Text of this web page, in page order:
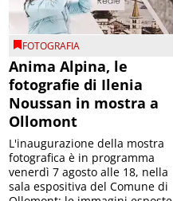
FOTOGRAFIA
Anima Alpina, le
fotografie di Ilenia
Noussan in mostra a
Ollomont
L'inaugurazione della mostra
fotografica è in programma
venerdì 7 agosto alle 18, nella
sala espositiva del Comune di